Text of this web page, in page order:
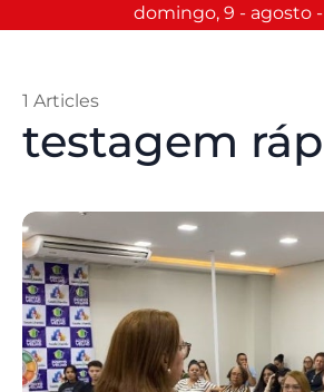
domingo, 9 - agosto
testagem
1 Articles